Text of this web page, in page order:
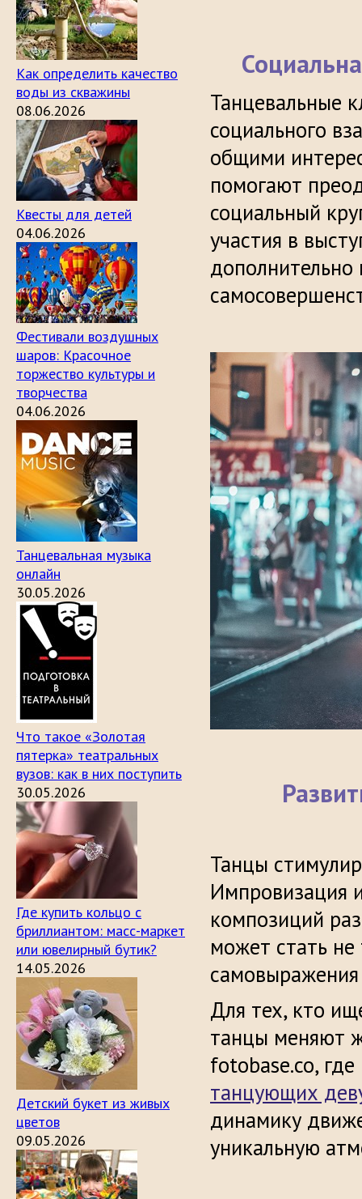
Как определить качество
воды из скважины
08.06.2026
Квесты для детей
04.06.2026
Фестивали воздушных
шаров: Красочное
торжество культуры и
творчества
04.06.2026
Танцевальная музыка
онлайн
30.05.2026
Что такое «Золотая
пятерка» театральных
вузов: как в них поступить
30.05.2026
Где купить кольцо с
бриллиантом: масс-маркет
или ювелирный бутик?
14.05.2026
Детский букет из живых
цветов
09.05.2026
Танцевальные
социального
общими
помогают
социальный
участия в
Танцы
Импровизация
композиций
может стать
Для тех, кто
танцы меняют
fotobase.co,
танцующих
динамику
уникальную